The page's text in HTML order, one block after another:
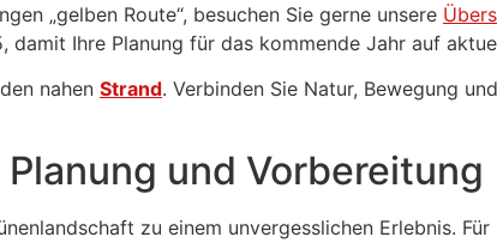
„gelben Route“, besuchen Sie gerne unsere
damit Ihre Planung für das kommende Jahr auf
nahen Strand. Verbinden Sie Natur, Bewegung
und Vorbereitung
zu einem unvergesslichen Erlebnis.